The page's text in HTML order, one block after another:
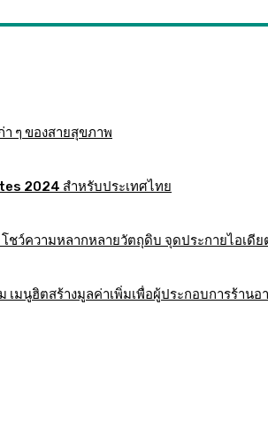
ๆ ของสายสุขภาพ
2024 สำหรับประเทศไทย
ชว์ความหลากหลายวัตถุดิบ จุดประกายไอเดี
มนูฮิตสร้างมูลค่าเพิ่มเพื่อผู้ประกอบการร้านอ